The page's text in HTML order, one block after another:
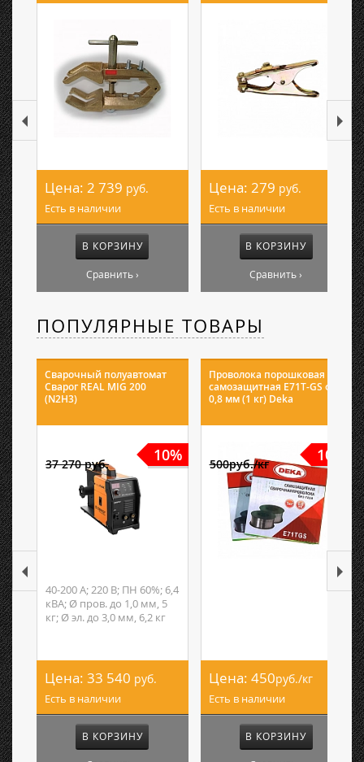
Цена: 2 739 руб.
Есть в наличии
В КОРЗИНУ
Сравнить ›
Цена: 279 руб.
Есть в наличии
В КОРЗИНУ
Сравнить ›
ПОПУЛЯРНЫЕ ТОВАРЫ
Сварочный полуавтомат
Сварог REAL MIG 200
(N2H3)
10%
37 270 руб.
40-200 А; 220 В; ПН 60%; 6,4
кВА; Ø пров. до 1,0 мм, 5
кг; Ø эл. до 3,0 мм, 6,2 кг
Цена: 33 540 руб.
Есть в наличии
В КОРЗИНУ
Проволока порошковая
самозащитная E71T-GS ф
0,8 мм (1 кг) Deka
10%
500руб./кг
Цена: 450руб./кг
Есть в наличии
В КОРЗИНУ